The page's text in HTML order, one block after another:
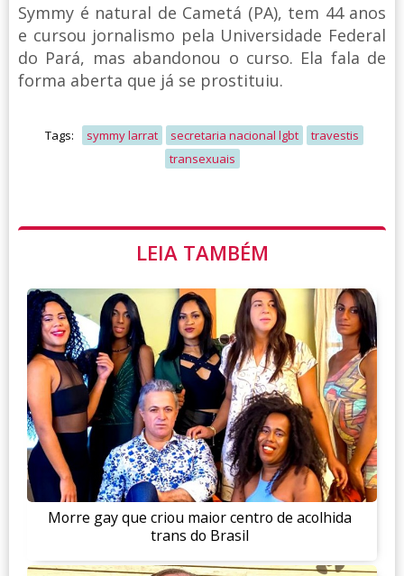
Symmy é natural de Cametá (PA), tem 44 anos
e cursou jornalismo pela Universidade Federal
do Pará, mas abandonou o curso. Ela fala de
forma aberta que já se prostituiu.
Tags: symmy larrat secretaria nacional lgbt
travestis
transexuais
LEIA TAMBÉM
Morre gay que criou maior centro de acolhida
trans do Brasil